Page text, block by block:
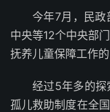
今年7月，民政
中央等12个中央部
抚养儿童保障工作的
经过5年多的探
孤儿救助制度在全